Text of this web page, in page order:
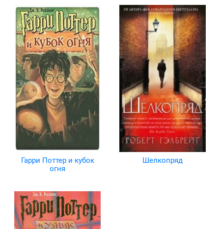
Гарри Поттер и кубок
огня
Шелкопряд